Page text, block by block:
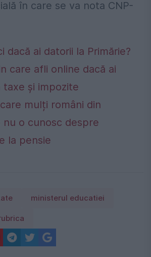
în care se va nota CNP-
dacă ai datorii la Primărie?
care afli online dacă ai
taxe și impozite
mulți români din
o cunosc despre
la pensie
ministerul educatiei